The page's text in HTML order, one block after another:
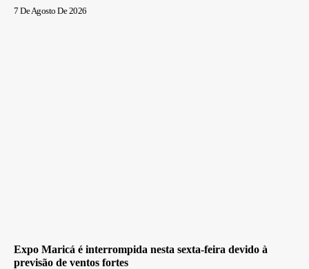
7 De Agosto De 2026
Expo Maricá é interrompida nesta sexta-feira devido à
previsão de ventos fortes